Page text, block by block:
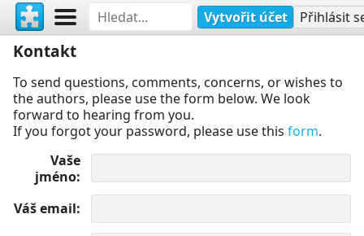
Vytvořit účet Přihlásit
Kontakt
To send questions, comments, concerns, or wishes to
the authors, please use the form below. We look
forward to hearing from you.
If you forgot your password, please use this form.
Vaše
jméno
Váš email